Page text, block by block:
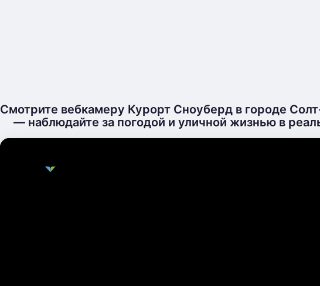
Смотрите вебкамеру Курорт Сноуберд в городе
— наблюдайте за погодой и уличной жизнью в